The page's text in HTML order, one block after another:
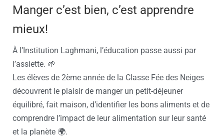
Manger c’est bien, c’est apprendre
mieux!
À l’Institution Laghmani, l’éducation passe aussi par
l’assiette. 🌱
Les élèves de 2ème année de la Classe Fée des Neiges
découvrent le plaisir de manger un petit-déjeuner
équilibré, fait maison, d’identifier les bons aliments et de
comprendre l’impact de leur alimentation sur leur santé
et la planète 🌍.